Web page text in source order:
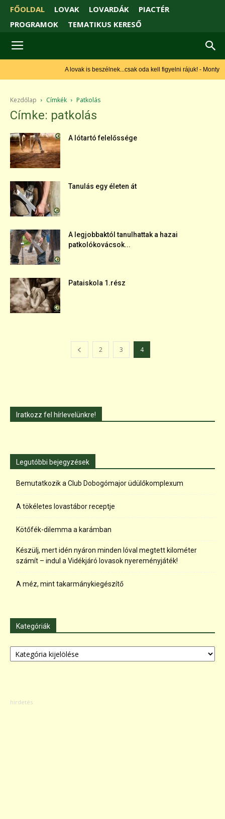
FŐOLDAL LOVAK LOVARDÁK
PIACTÉR
PROGRAMOK
TEMATIKUS KERESŐ
A lovak is beszélnek...csak oda kell figyelni rájuk! - Monty
Kezdőlap Címkék Patkolás
Címke: patkolás
A lótartó felelőssége
Tanulás egy életen át
A legjobbaktól tanulhattak a hazai
patkolókovácsok...
Pataiskola 1.rész
2 3 4
Iratkozz fel hírlevelünkre!
Legutóbbi bejegyzések
Bemutatkozik a Club Dobogómajor üdülőkomplexum
A tökéletes lovastábor receptje
Kötőfék-dilemma a karámban
Készülj, mert idén nyáron minden lóval megtett kilométer
számít – indul a Vidékjáró lovasok nyereményjáték!
A méz, mint takarmánykiegészítő
Kategóriák
Kategóriák